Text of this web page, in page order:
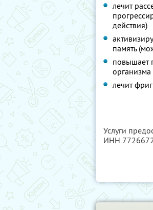
лечит
действия)
память
повышает
организма
лечит
Услуги
ИНН